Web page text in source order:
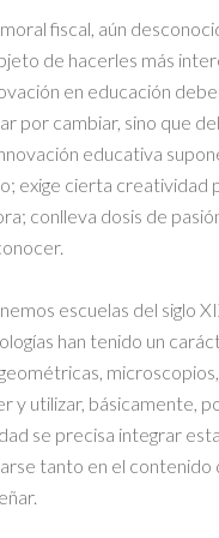
fiscal, aún
de hacerles más
en educación
por cambiar, sino que
educativa
exige cierta creatividad
conlleva dosis de
escuelas del siglo
han tenido un
y utilizar, básicamente,
se precisa integrar
tanto en el contenido